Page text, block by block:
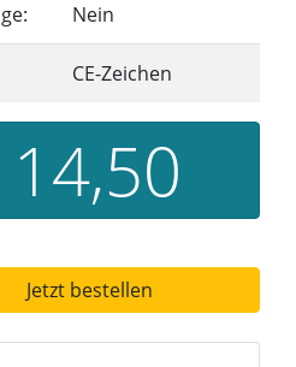
Nein
CE-Zeichen
14,50
Jetzt bestellen